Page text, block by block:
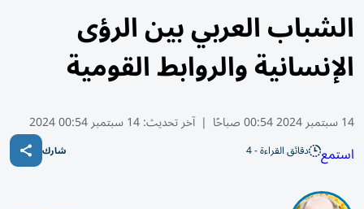
الشباب العربي بين الرؤى
الإنسانية والروابط القومية
14 سبتمبر 2024 00:54 صباحًا | آخر تحديث:14 سبتمبر 00:54 2024
استمع دقائق القراءة - 4 شارك